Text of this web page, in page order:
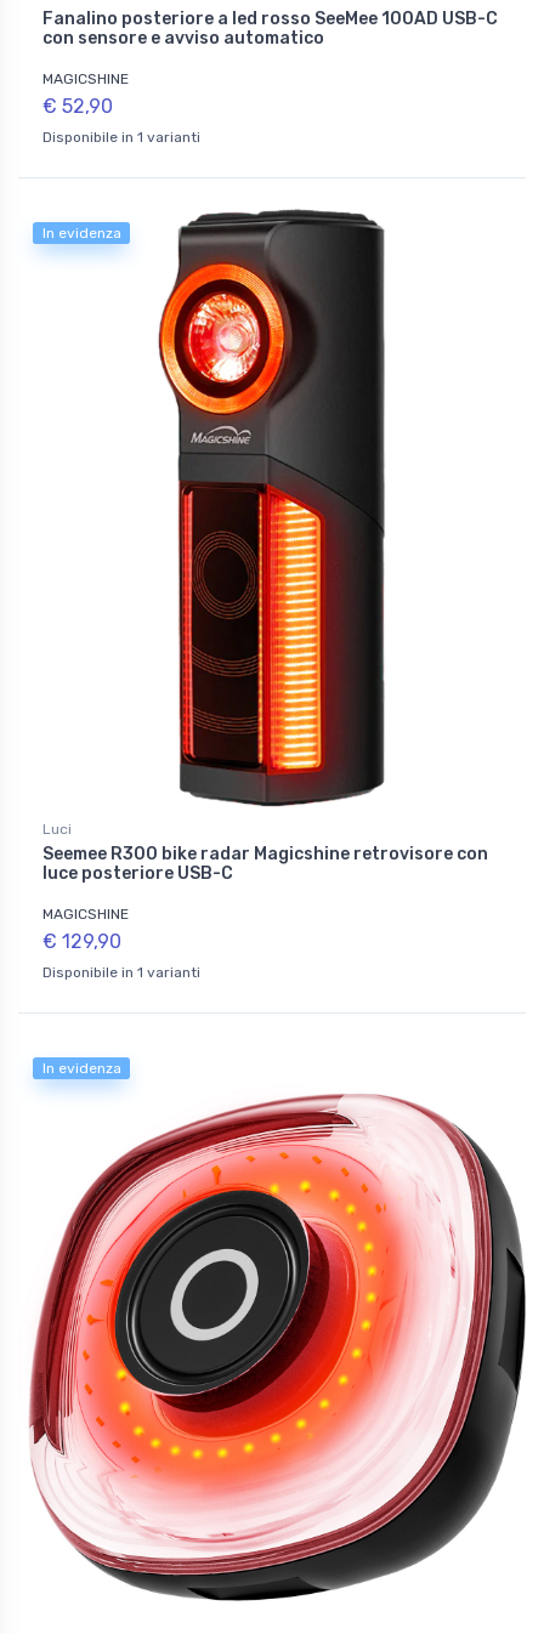
Fanalino posteriore a led rosso SeeMee 100AD USB-C
con sensore e avviso automatico
MAGICSHINE
€ 52,90
Disponibile in 1 varianti
In evidenza
Luci
Seemee R300 bike radar Magicshine retrovisore con
luce posteriore USB-C
MAGICSHINE
€ 129,90
Disponibile in 1 varianti
In evidenza